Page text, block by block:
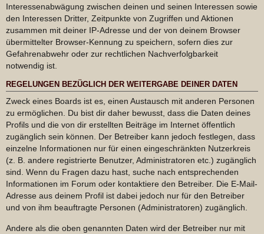
Interessenabwägung zwischen deinen und seinen Interessen sowie
den Interessen Dritter, Zeitpunkte von Zugriffen und Aktionen
zusammen mit deiner IP-Adresse und der von deinem Browser
übermittelter Browser-Kennung zu speichern, sofern dies zur
Gefahrenabwehr oder zur rechtlichen Nachverfolgbarkeit
notwendig ist.
REGELUNGEN BEZÜGLICH DER WEITERGABE DEINER DATEN
Zweck eines Boards ist es, einen Austausch mit anderen Personen
zu ermöglichen. Du bist dir daher bewusst, dass die Daten deines
Profils und die von dir erstellten Beiträge im Internet öffentlich
zugänglich sein können. Der Betreiber kann jedoch festlegen, dass
einzelne Informationen nur für einen eingeschränkten Nutzerkreis
(z. B. andere registrierte Benutzer, Administratoren etc.) zugänglich
sind. Wenn du Fragen dazu hast, suche nach entsprechenden
Informationen im Forum oder kontaktiere den Betreiber. Die E-Mail-
Adresse aus deinem Profil ist dabei jedoch nur für den Betreiber
und von ihm beauftragte Personen (Administratoren) zugänglich.
Andere als die oben genannten Daten wird der Betreiber nur mit